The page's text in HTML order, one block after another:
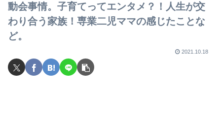
動会事情。子育てってエンタメ？！人生が交
わり合う家族！専業二児ママの感じたことな
ど。
2021.10.18